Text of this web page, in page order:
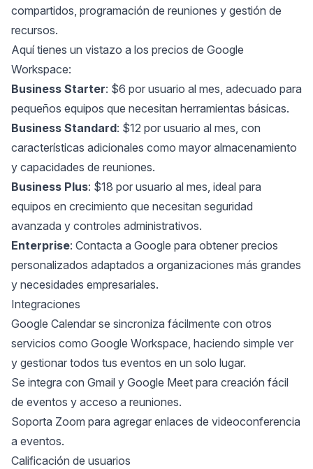
compartidos, programación de reuniones y gestión de
recursos.
Aquí tienes un vistazo a los precios de Google
Workspace:
Business Starter: $6 por usuario al mes, adecuado para
pequeños equipos que necesitan herramientas básicas.
Business Standard: $12 por usuario al mes, con
características adicionales como mayor almacenamiento
y capacidades de reuniones.
Business Plus: $18 por usuario al mes, ideal para
equipos en crecimiento que necesitan seguridad
avanzada y controles administrativos.
Enterprise: Contacta a Google para obtener precios
personalizados adaptados a organizaciones más grandes
y necesidades empresariales.
Integraciones
Google Calendar se sincroniza fácilmente con otros
servicios como Google Workspace, haciendo simple ver
y gestionar todos tus eventos en un solo lugar.
Se integra con Gmail y Google Meet para creación fácil
de eventos y acceso a reuniones.
Soporta Zoom para agregar enlaces de videoconferencia
a eventos.
Calificación de usuarios